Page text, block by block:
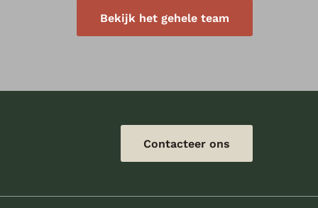
Bekijk het gehele team
Contacteer ons